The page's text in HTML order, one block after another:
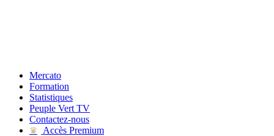
Mercato
Formation
Statistiques
Peuple Vert TV
Contactez-nous
♛
Accès Premium